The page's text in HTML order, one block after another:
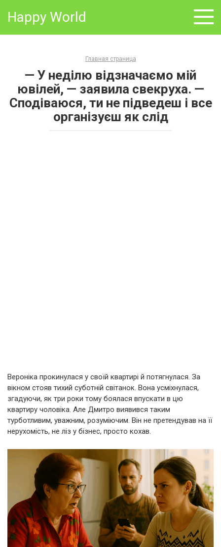
Happy World
Главная страница
— У неділю відзначаємо мій
ювілей, — заявила свекруха. —
Сподіваюся, ти не підведеш і все
організуєш як слід
Вероніка прокинулася у своїй квартирі й потягнулася. За
вікном стояв тихий суботній світанок. Вона усміхнулася,
згадуючи, як три роки тому боялася впускати в цю
квартиру чоловіка. Але Дмитро виявився таким
турботливим, уважним, розуміючим. Він не претендував на її
нерухомість, не ліз у бізнес, просто кохав.